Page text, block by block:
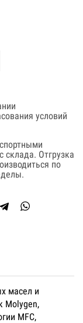
условий
Отгрузка
по
масел и
Molygen,
MFC,